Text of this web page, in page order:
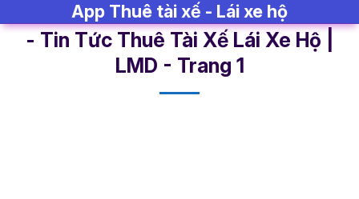
App Thuê tài xế - Lái xe hộ
- Tin Tức Thuê Tài Xế Lái Xe Hộ |
LMD - Trang 1​